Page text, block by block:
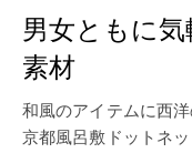
男女ともに
素材
和風のアイテムに西
京都風呂敷ドットネ